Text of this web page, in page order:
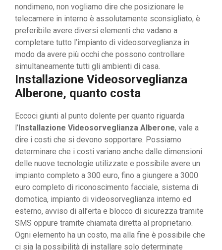
nondimeno, non vogliamo dire che posizionare le
telecamere in interno è assolutamente sconsigliato, è
preferibile avere diversi elementi che vadano a
completare tutto l’impianto di videosorveglianza in
modo da avere più occhi che possono controllare
simultaneamente tutti gli ambienti di casa.
Installazione Videosorveglianza
Alberone, quanto costa
Eccoci giunti al punto dolente per quanto riguarda
l’Installazione Videosorveglianza Alberone, vale a
dire i costi che si devono sopportare. Possiamo
determinare che i costi variano anche dalle dimensioni
delle nuove tecnologie utilizzate e possibile avere un
impianto completo a 300 euro, fino a giungere a 3000
euro completo di riconoscimento facciale, sistema di
domotica, impianto di videosorveglianza interno ed
esterno, avviso di all’erta e blocco di sicurezza tramite
SMS oppure tramite chiamata diretta al proprietario.
Ogni elemento ha un costo, ma alla fine è possibile che
ci sia la possibilità di installare solo determinate